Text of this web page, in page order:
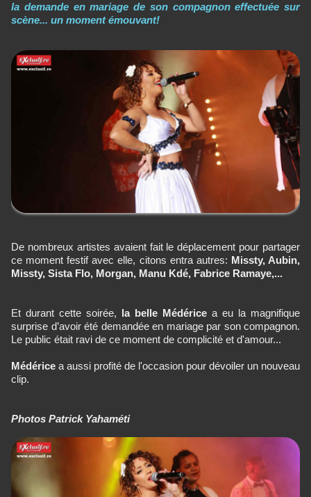
la demande en mariage de son compagnon effectuée sur
scène... un moment émouvant!
De nombreux artistes avaient fait le déplacement pour partager
ce moment festif avec elle, citons entra autres: Missty, Aubin,
Missty, Sista Flo, Morgan, Manu Kdé, Fabrice Ramaye,...
Et durant cette soirée, la belle Médérice a eu la magnifique
surprise d’avoir été demandée en mariage par son compagnon.
Le public était ravi de ce moment de complicité et d'amour...
Médérice a aussi profité de l'occasion pour dévoiler un nouveau
clip.
Photos Patrick Yahaméti